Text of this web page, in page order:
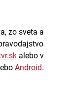
zo sveta a
alebo v
Android.